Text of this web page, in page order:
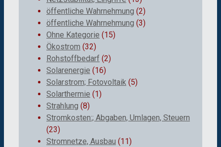
öffentliche Wahrnehmung (2)
öffentliche Wahrnehmung (3)
Ohne Kategorie (15)
Ökostrom (32)
Rohstoffbedarf (2)
Solarenergie (16)
Solarstrom; Fotovoltaik (5)
Solarthermie (1)
Strahlung (8)
Stromkosten:; Abgaben, Umlagen, Steuern
(23)
Stromnetze, Ausbau (11)